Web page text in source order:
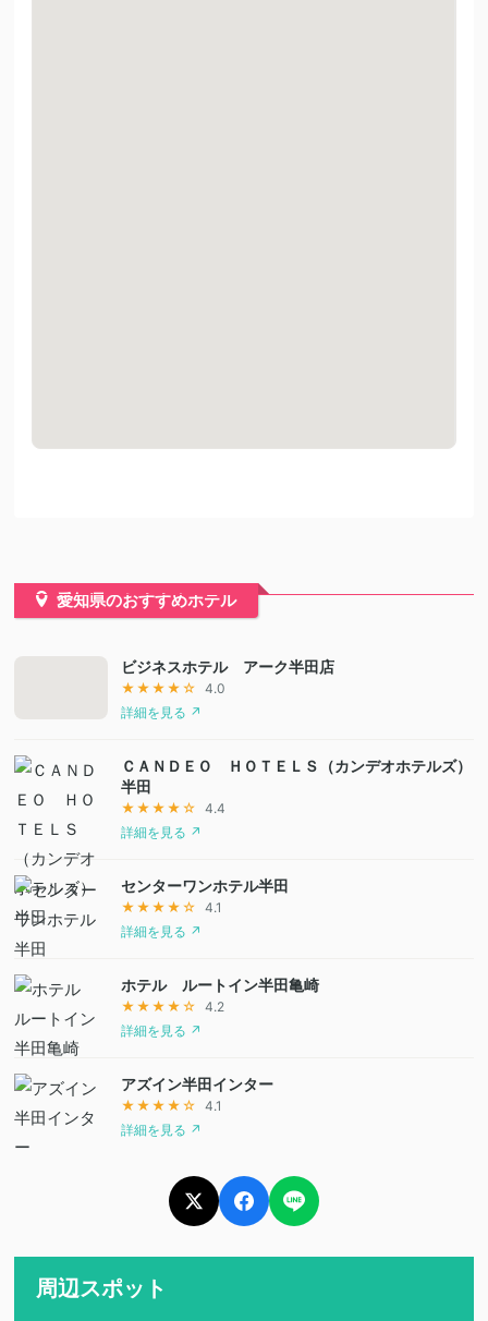
愛知県のおすすめホテル
ビジネスホテル アーク半田店
★★★★☆
4.0
詳細を見る ↗
ＣＡＮＤＥＯ ＨＯＴＥＬＳ（カンデオホテルズ）
半田
★★★★☆
4.4
詳細を見る ↗
センターワンホテル半田
★★★★☆
4.1
詳細を見る ↗
ホテル ルートイン半田亀崎
★★★★☆
4.2
詳細を見る ↗
アズイン半田インター
★★★★☆
4.1
詳細を見る ↗
周辺スポット